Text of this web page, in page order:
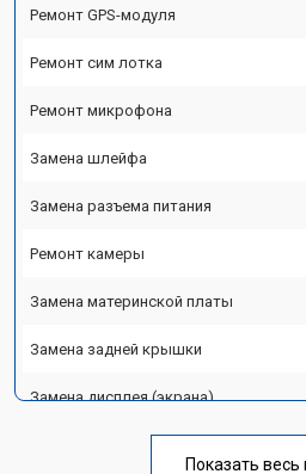
Ремонт GPS-модуля
Ремонт сим лотка
Ремонт микрофона
Замена шлейфа
Замена разъема питания
Ремонт камеры
Замена материнской платы
Замена задней крышки
Замена дисплея (экрана)
Показать весь